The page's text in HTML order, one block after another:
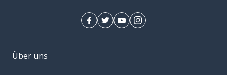
Über uns